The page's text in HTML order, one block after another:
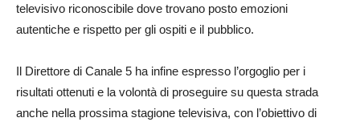
televisivo riconoscibile dove trovano posto emozioni
autentiche e rispetto per gli ospiti e il pubblico.
Il Direttore di Canale 5 ha infine espresso l’orgoglio per i
risultati ottenuti e la volontà di proseguire su questa strada
anche nella prossima stagione televisiva, con l’obiettivo di